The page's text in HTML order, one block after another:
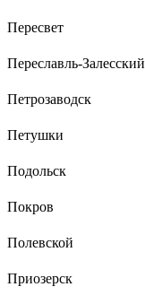
Пересвет
Переславль-Залесский
Петрозаводск
Петушки
Подольск
Покров
Полевской
Приозерск